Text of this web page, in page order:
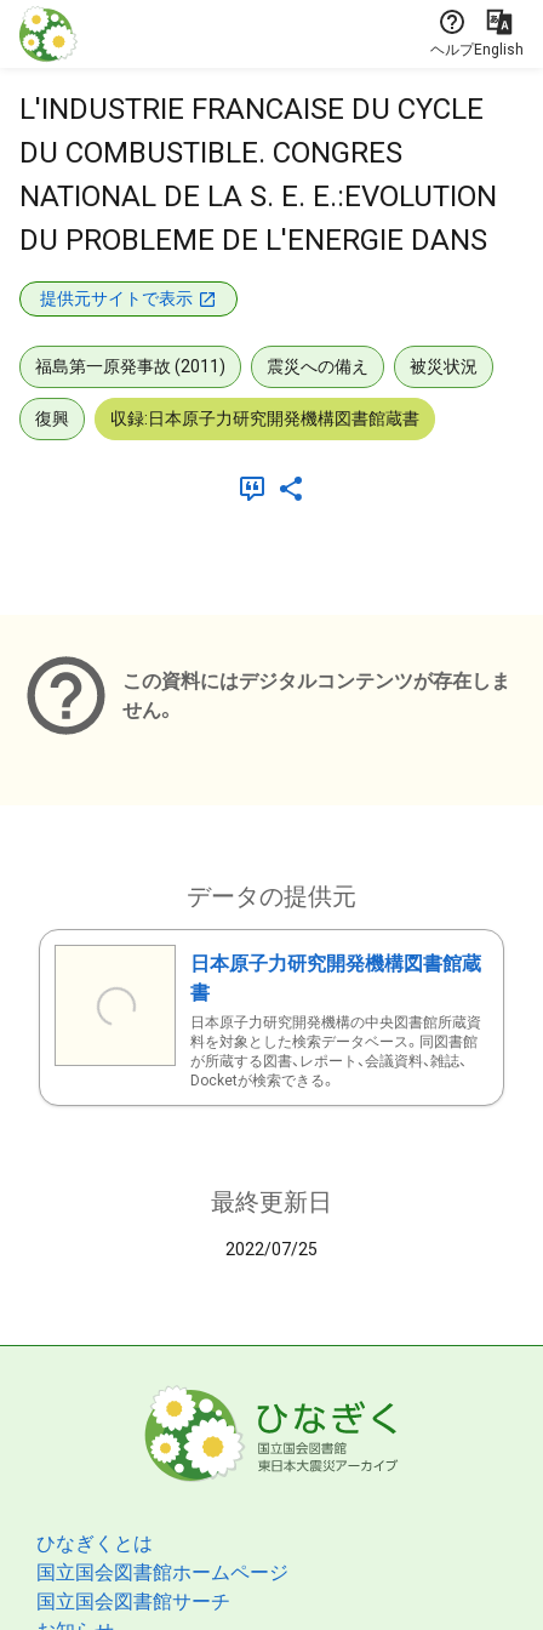
本文に飛ぶ
ヘルプEnglish
L'INDUSTRIE FRANCAISE DU CYCLE
DU COMBUSTIBLE. CONGRES
NATIONAL DE LA S. E. E.:EVOLUTION
DU PROBLEME DE L'ENERGIE DANS
提供元サイトで表示
福島第一原発事故 (2011) 震災への備え 被災状況
復興 収録:日本原子力研究開発機構図書館蔵書
この資料にはデジタルコンテンツが存在しま
せん。
データの提供元
日本原子力研究開発機構図書館蔵
書
日本原子力研究開発機構の中央図書館所蔵資
料を対象とした検索データベース。同図書館
が所蔵する図書、レポート、会議資料、雑誌、
Docketが検索できる。
最終更新日
2022/07/25
ひなぎくとは
国立国会図書館ホームページ
国立国会図書館サーチ